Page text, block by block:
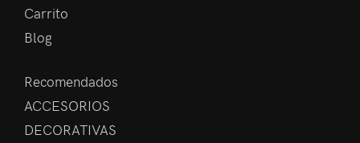
Carrito
Blog
Recomendados
ACCESORIOS
DECORATIVAS